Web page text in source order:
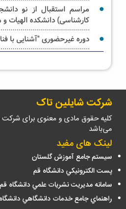
مراسم استقبال از نو
کارشناسی) دانشکده الهیات
دوره غیرحضوری "آشنایی با
آیین غبار روبی حرم حضرت
علیها _ویژه خواهران
شرکت شایلین تاک
کلیه حقوق مادی و معنوی برای
می‌باشد
لینک های مفید
سيستم جامع آموزش گلستان
پست الكترونيكي دانشگاه قم
سامانه مديريت نشريات علمي دانشگاه قم
راهنماي جامع خدمات دانشگاهي